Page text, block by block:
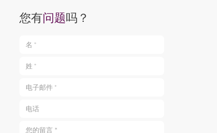
您有问题吗？
电子邮件 *
电话
您的留言 *